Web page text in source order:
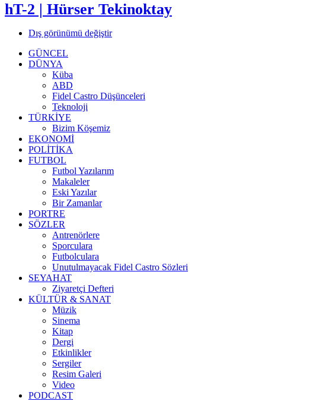
hT-2 | Hürser Tekinoktay
Dış görünümü değiştir
GÜNCEL
DÜNYA
Küba
ABD
Fidel Castro Düşünceleri
Teknoloji
TÜRKİYE
Bizim Köşemiz
EKONOMİ
POLİTİKA
FUTBOL
Futbol Yazılarım
Makaleler
Eski Yazılar
Bir Zamanlar
PORTRE
SÖZLER
Antrenörlere
Sporculara
Futbolculara
Unutulmayacak Fidel Castro Sözleri
SEYAHAT
Ziyaretçi Defteri
KÜLTÜR & SANAT
Müzik
Sinema
Kitap
Dergi
Etkinlikler
Sergiler
Resim Galeri
Video
PODCAST